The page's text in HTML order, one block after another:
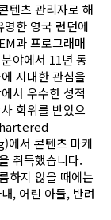
텐츠 관리자로 해
한 영국 런던에
과 프로그래매
야에서 11년 동
지대한 관심을
서 우수한 성적
학위를 받았으
서 콘텐츠 마케
취득했습니다.
하지 않을 때에는
, 어린 아들, 반려